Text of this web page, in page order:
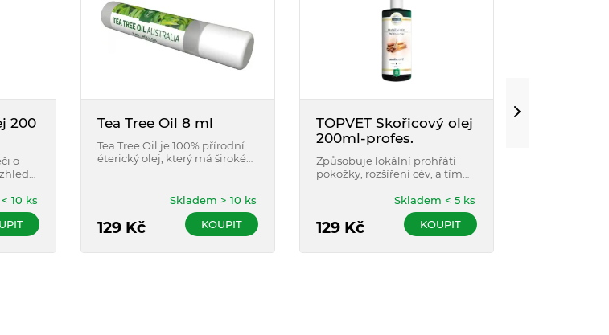
200
o
10 ks
Tea Tree Oil 8 ml
Tea Tree Oil je 100% přírodní
éterický olej, který má široké
129Kč
Skladem > 10 ks
KOUPIT
TOPVET Skořicový olej
200ml-profes.
Způsobuje lokální prohřátí
pokožky, rozšíření cév, a tím
129Kč
Skladem < 5 ks
KOUPIT